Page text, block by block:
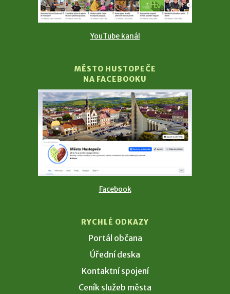
YouTube kanál
MĚSTO HUSTOPEČE
NA FACEBOOKU
Facebook
RYCHLÉ ODKAZY
Portál občana
Úřední deska
Kontaktní spojení
Ceník služeb města